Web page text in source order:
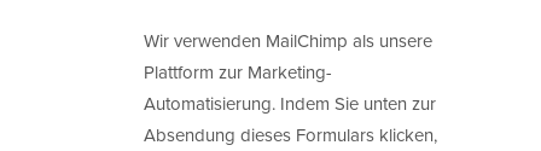
Wir verwenden MailChimp als unsere
Plattform zur Marketing-
Automatisierung. Indem Sie unten zur
Absendung dieses Formulars klicken,